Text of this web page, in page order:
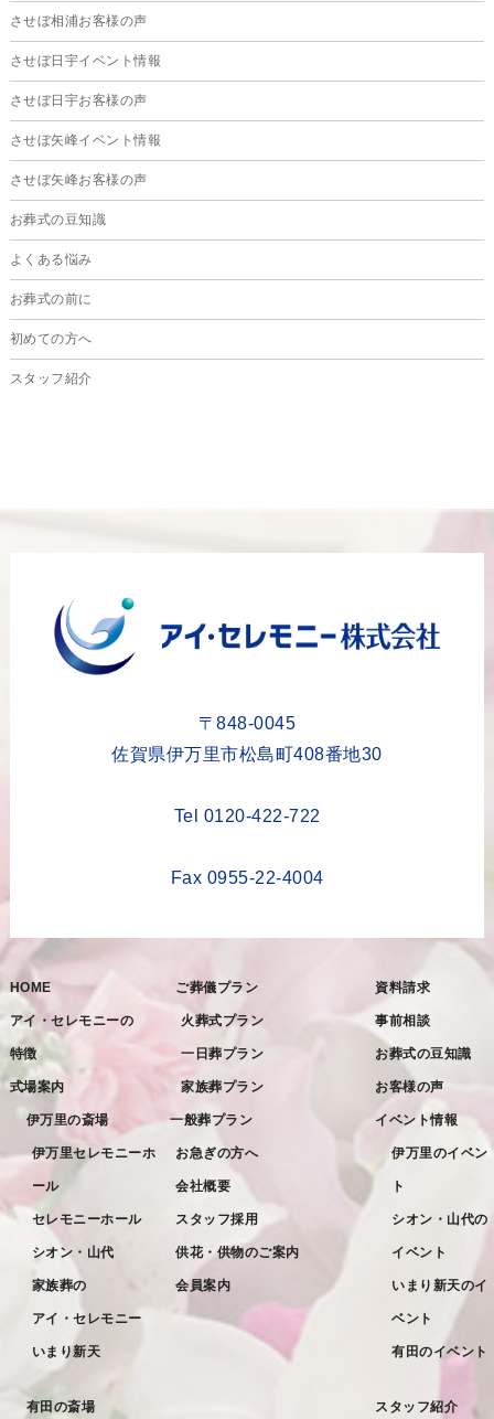
2023年11月
2023年8月
2023年6月
2022年11月
2022年10月
2022年9月
2022年8月
2022年7月
2022年6月
2022年5月
2022年4月
2022年1月
させぼ相浦お客様の声
させぼ日宇イベント情報
させぼ日宇お客様の声
させぼ矢峰イベント情報
させぼ矢峰お客様の声
お葬式の豆知識
よくある悩み
お葬式の前に
初めての方へ
スタッフ紹介
〒848-0045
佐賀県伊万里市松島町408番地30
Tel 0120-422-722
Fax 0955-22-4004
HOME
アイ・セレモニーの
特徴
式場案内
伊万里の斎場
伊万里セレモニーホ
ール
セレモニーホール
シオン・山代
家族葬の
アイ・セレモニー
いまり新天
有田の斎場
ご葬儀プラン
火葬式プラン
一日葬プラン
家族葬プラン
一般葬プラン
お急ぎの方へ
会社概要
スタッフ採用
供花・供物のご案内
会員案内
資料請求
事前相談
お葬式の豆知識
お客様の声
イベント情報
伊万里のイベン
ト
シオン・山代の
イベント
いまり新天のイ
ベント
有田のイベント
スタッフ紹介